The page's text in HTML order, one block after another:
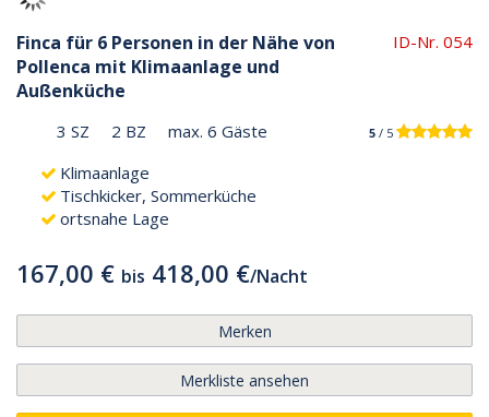
Finca für 6 Personen in der Nähe von
Pollenca mit Klimaanlage und
Außenküche
ID-Nr. 054
3 SZ 2 BZ max. 6 Gäste 5 / 5
Klimaanlage
Tischkicker, Sommerküche
ortsnahe Lage
167,00 € bis 418,00 €/Nacht
Merken
Merkliste ansehen